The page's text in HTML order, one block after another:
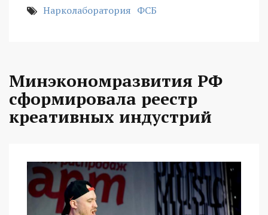
Нарколаборатория ФСБ
Минэкономразвития РФ
сформировала реестр
креативных индустрий